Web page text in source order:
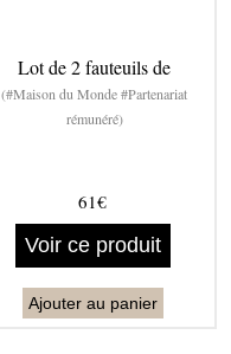
Lot de 2 fauteuils de
(#Maison du Monde #Partenariat
rémunéré)
61€
Voir ce produit
Ajouter au panier